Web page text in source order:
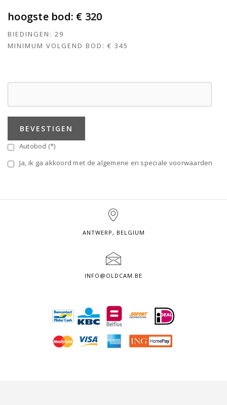
hoogste bod: € 320
BIEDINGEN: 29
MINIMUM VOLGEND BOD: € 345
BEVESTIGEN
Autobod (*)
Ja, ik ga akkoord met de algemene en speciale voorwaarden
ANTWERP, BELGIUM
INFO@OLDCAM.BE